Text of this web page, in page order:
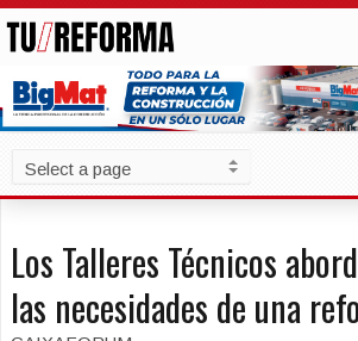
Los Talleres Técnicos
las necesidades de una